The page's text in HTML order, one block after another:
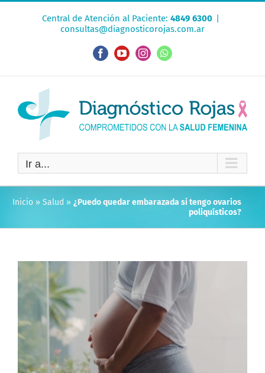
Central de Atención al Paciente: 4849 6300 |
consultas@diagnosticorojas.com.ar
FacebookYouTubeInstagramWhatsApp
Ir a...
Inicio » Salud » ¿Puedo quedar embarazada si tengo ovarios
poliquísticos?